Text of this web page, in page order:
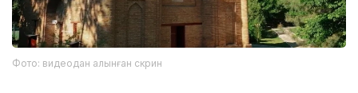
Фото: видеодан алынған скрин